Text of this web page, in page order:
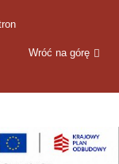
Wróć na górę